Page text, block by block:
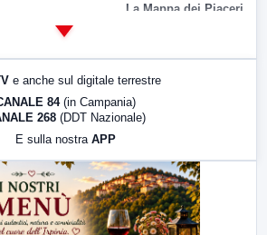
La Mappa dei Piaceri
LabNews (replica)
LabNews (replica)
e anche sul digitale terrestre
84 (in Campania)
268 (DDT Nazionale)
E sulla nostra APP